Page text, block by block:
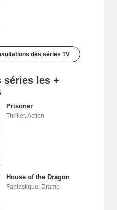
des séries TV
séries les +
Prisoner
Thriller,Action
House of the Dragon
Fantastique, Drame